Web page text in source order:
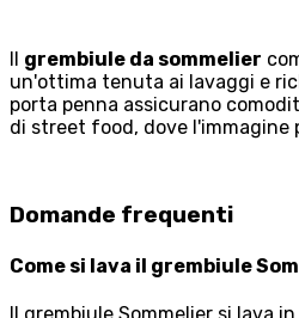
Il grembiule da sommelier
un'ottima tenuta ai lavaggi e
porta penna assicurano
di street food, dove
Domande frequenti
Come si lava il grembiule